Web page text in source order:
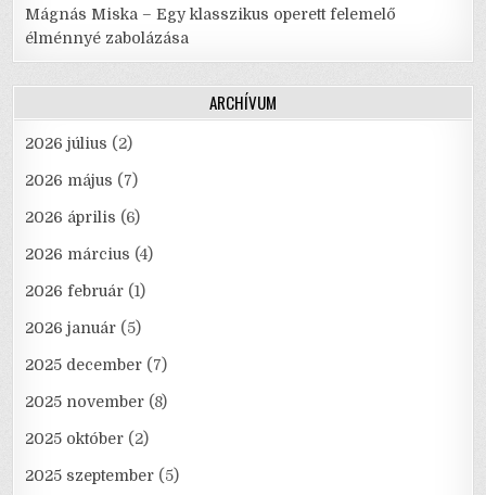
Mágnás Miska – Egy klasszikus operett felemelő
élménnyé zabolázása
ARCHÍVUM
2026 július (2)
2026 május (7)
2026 április (6)
2026 március (4)
2026 február (1)
2026 január (5)
2025 december (7)
2025 november (8)
2025 október (2)
2025 szeptember (5)